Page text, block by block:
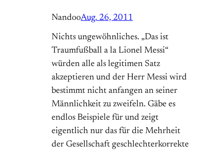
NandooAug. 26, 2011
Nichts ungewöhnliches. „Das ist
Traumfußball a la Lionel Messi“
würden alle als legitimen Satz
akzeptieren und der Herr Messi wird
bestimmt nicht anfangen an seiner
Männlichkeit zu zweifeln. Gäbe es
endlos Beispiele für und zeigt
eigentlich nur das für die Mehrheit
der Gesellschaft geschlechterkorrekte